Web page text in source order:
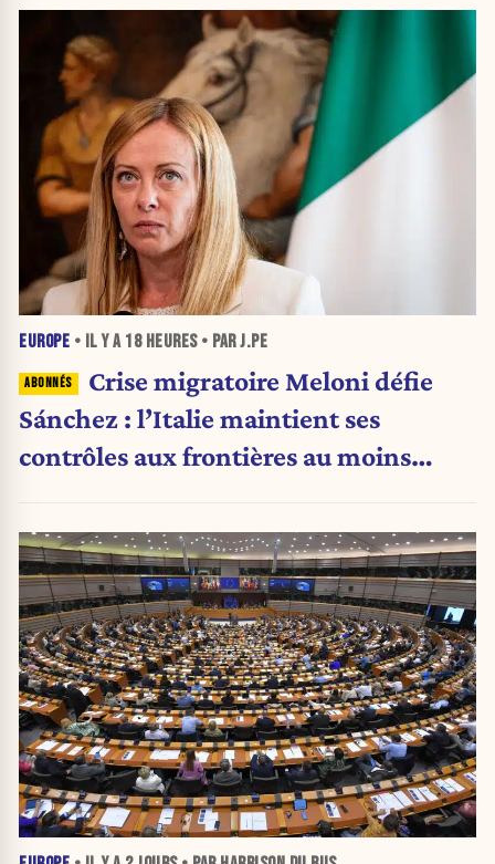
EUROPE • IL Y A 18 HEURES• PAR J.PE
Crise migratoire Meloni défie
Sánchez : l’Italie maintient ses
contrôles aux frontières au moins